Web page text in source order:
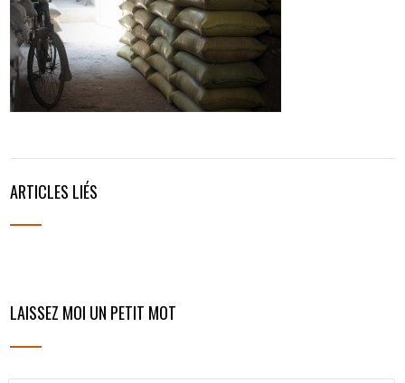
ARTICLES LIÉS
LAISSEZ MOI UN PETIT MOT